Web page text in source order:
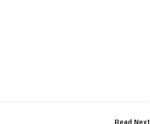
Read Next